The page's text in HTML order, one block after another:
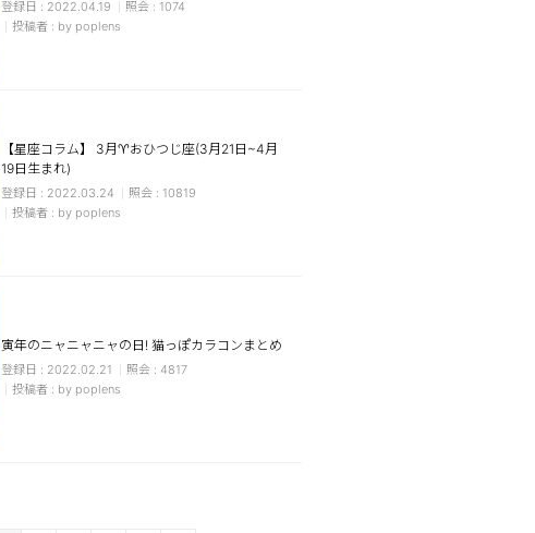
2022.04.19
1074
by poplens
【星座コラム】 3月♈おひつじ座(3月21日~4月
19日生まれ)
2022.03.24
10819
by poplens
寅年のニャニャニャの日! 猫っぽカラコンまとめ
2022.02.21
4817
by poplens